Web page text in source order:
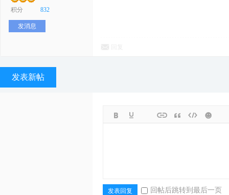
积分 832
发消息
发表新帖
发表回复 回帖后跳转到最后一页